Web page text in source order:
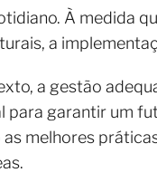
À medida
a
a gestão
para garantir um
melhores